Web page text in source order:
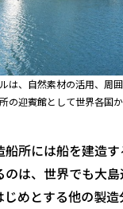
は、自然素材の活用、周
の迎賓館として世界各国
船所には船を建造
は、世界でも大
じめとする他の製